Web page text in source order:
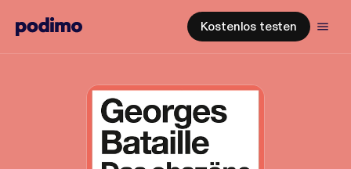
Kostenlos testen